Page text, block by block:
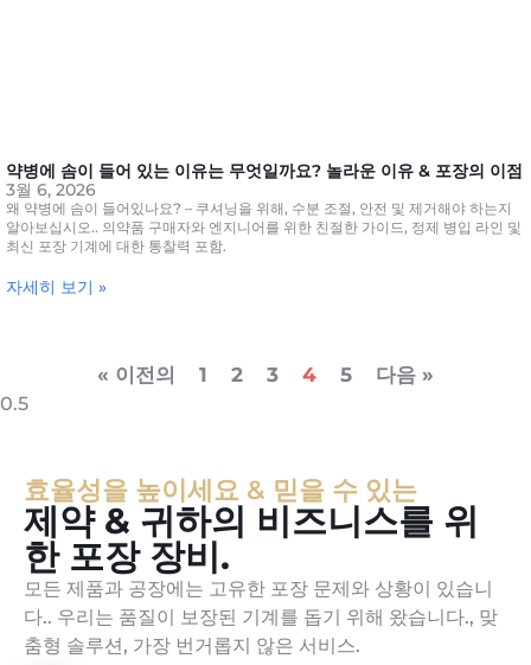
약병에 솜이 들어 있는 이유는 무엇일까요? 놀라운 이유 & 포장의 이점
3월 6, 2026
왜 약병에 솜이 들어있나요? – 쿠셔닝을 위해, 수분 조절, 안전 및 제거해야 하는지
알아보십시오.. 의약품 구매자와 엔지니어를 위한 친절한 가이드, 정제 병입 라인 및
최신 포장 기계에 대한 통찰력 포함.
자세히 보기 »
« 이전의 1 2 3 4 5 다음 »
효율성을 높이세요 & 믿을 수 있는
제약 & 귀하의 비즈니스를 위
한 포장 장비.
모든 제품과 공장에는 고유한 포장 문제와 상황이 있습니
다.. 우리는 품질이 보장된 기계를 돕기 위해 왔습니다., 맞
춤형 솔루션, 가장 번거롭지 않은 서비스.